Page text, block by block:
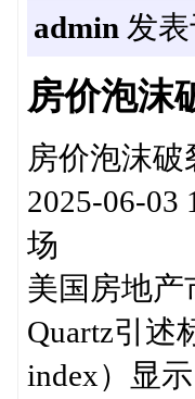
admin 发表
房价泡沫
房价泡沫
2025-06-
场
美国房地产
Quartz引述
index）显